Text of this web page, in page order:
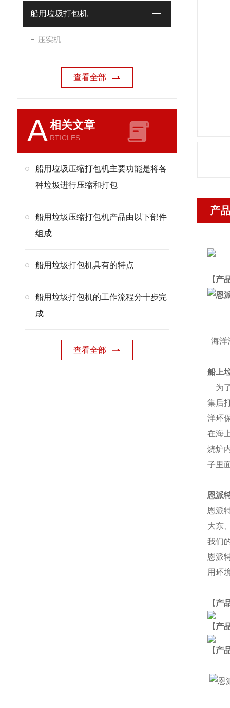
船用垃圾打包机
压实机
查看全部
A相关文章
RTICLES
船用垃圾压缩打包机主要功能是将各
种垃圾进行压缩和打包
船用垃圾压缩打包机产品由以下部件
组成
船用垃圾打包机具有的特点
船用垃圾打包机的工作流程分十步完
成
查看全部
产
【产
海洋
船上
为了
集后
洋环
在海
烧炉
子里
恩派
恩派
大东
我们
恩派
用环
【产
【产
【产